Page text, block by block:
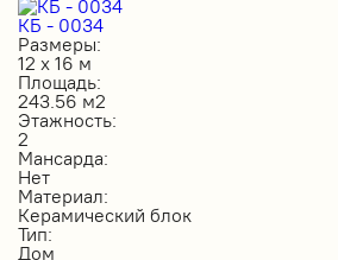
КБ - 0034
Размеры:
12 х 16 м
Площадь:
243.56 м2
Этажность:
2
Мансарда:
Нет
Материал:
Керамический блок
Тип:
Дом